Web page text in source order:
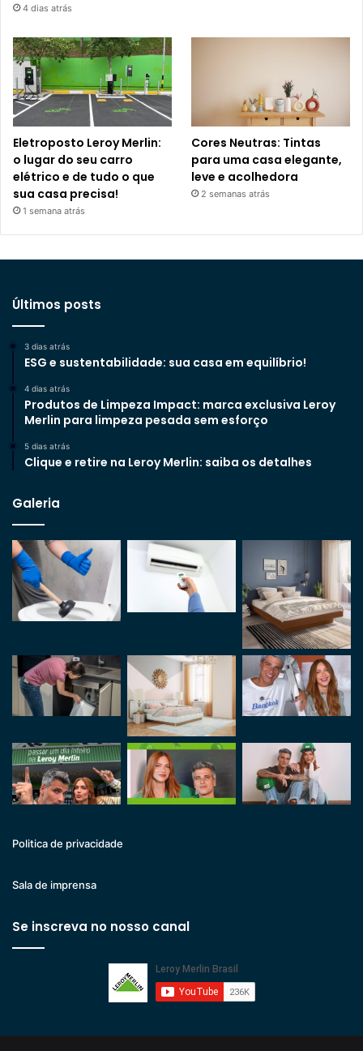
4 dias atrás
Eletroposto Leroy Merlin:
o lugar do seu carro
elétrico e de tudo o que
sua casa precisa!
1 semana atrás
Cores Neutras: Tintas
para uma casa elegante,
leve e acolhedora
2 semanas atrás
Últimos posts
3 dias atrás
ESG e sustentabilidade: sua casa em equilíbrio!
4 dias atrás
Produtos de Limpeza Impact: marca exclusiva Leroy
Merlin para limpeza pesada sem esforço
5 dias atrás
Clique e retire na Leroy Merlin: saiba os detalhes
Galeria
Politica de privacidade
Sala de imprensa
Se inscreva no nosso canal